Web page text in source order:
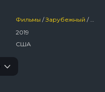
Фильмы /Зарубежный /
2019
США